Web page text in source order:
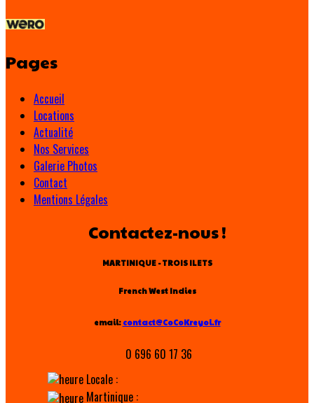
Pages
Accueil
Locations
Actualité
Nos Services
Galerie Photos
Contact
Mentions Légales
Contactez-nous !
MARTINIQUE - TROIS ILETS
French West Indies
email: contact@CoCoKreyol.fr
0 696 60 17 36
Locale :
Martinique :